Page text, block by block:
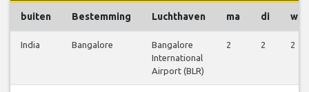
buiten Bestemming Luchthaven ma di wo
India Bangalore
Bangalore
International
Airport (BLR)
2 2 2